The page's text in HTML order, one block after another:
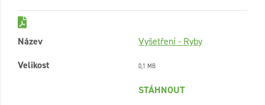
Název
Vyšetření - Ryby
Velikost
0,1 MB
STÁHNOUT